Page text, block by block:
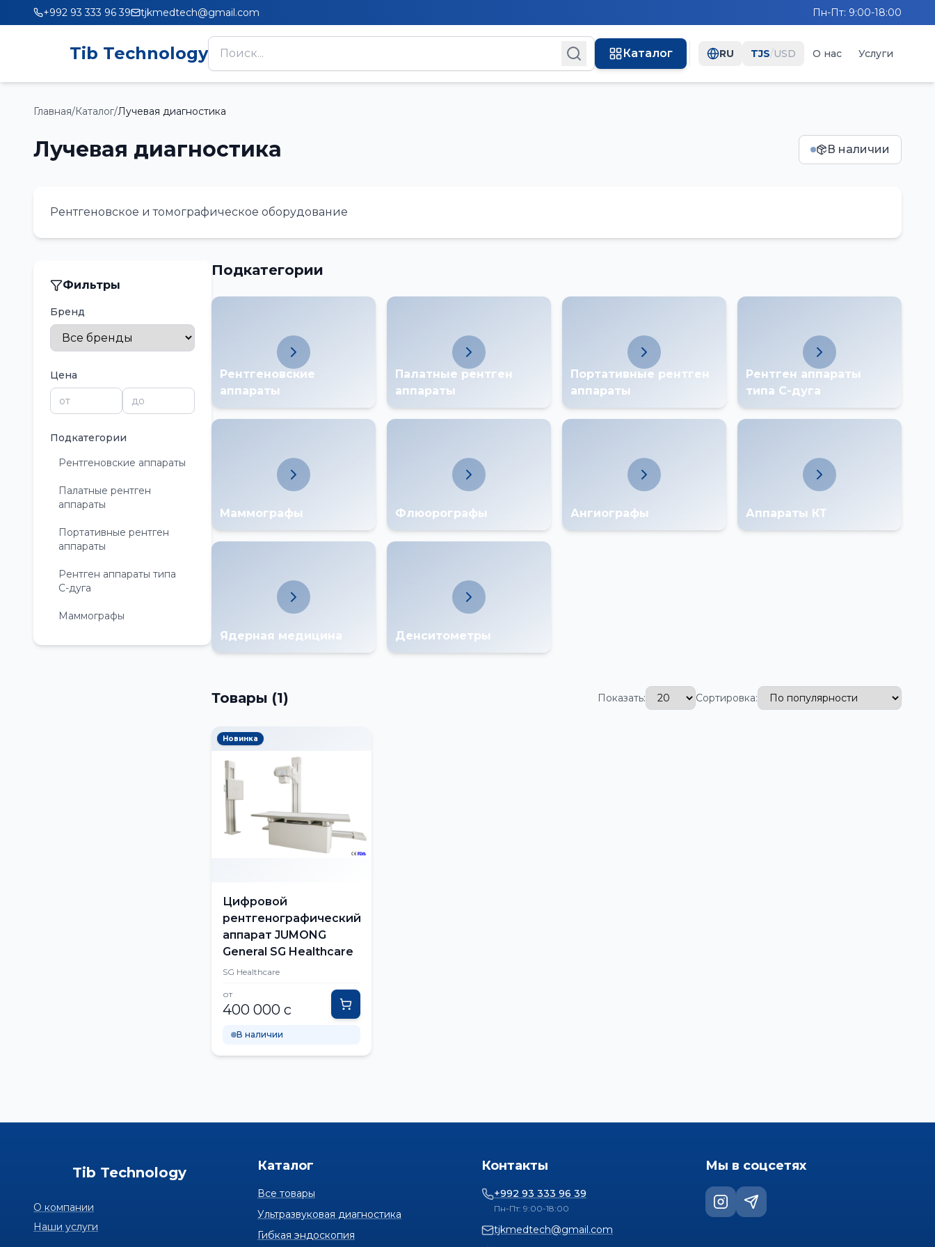
+992 93 333 96 39 tjkmedtech@gmail.com Пн-Пт: 9:00-18:00
Tib Technology Каталог RU TJS/USD О нас Услуги
Главная/Каталог/Лучевая диагностика
Лучевая диагностика В наличии
Рентгеновское и томографическое оборудование
Фильтры
Бренд
Цена
Подкатегории
Рентгеновские аппараты
Палатные рентген
аппараты
Портативные рентген
аппараты
Рентген аппараты типа
С-дуга
Маммографы
Флюорографы
Подкатегории
Рентгеновские
аппараты
Палатные рентген
аппараты
Портативные рентген
аппараты
Рентген аппараты
типа С-дуга
Маммографы Флюорографы Ангиографы Аппараты КТ
Ядерная медицина Денситометры
Товары (1) Показать: Сортировка:
Новинка
Цифровой
рентгенографический
аппарат JUMONG
General SG Healthcare
SG Healthcare
от
400 000 с
В наличии
Tib Technology
О компании
Наши услуги
Каталог
Все товары
Ультразвуковая диагностика
Гибкая эндоскопия
Контакты
+992 93 333 96 39
Пн-Пт: 9:00-18:00
tjkmedtech@gmail.com
Мы в соцсетях